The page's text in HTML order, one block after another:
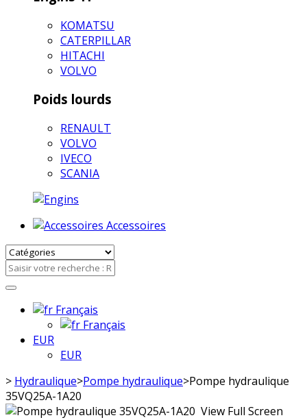
KOMATSU
CATERPILLAR
HITACHI
VOLVO
Poids lourds
RENAULT
VOLVO
IVECO
SCANIA
Accessoires
Français
Français
EUR
EUR
> Hydraulique>Pompe hydraulique>Pompe hydraulique
35VQ25A-1A20
View Full Screen